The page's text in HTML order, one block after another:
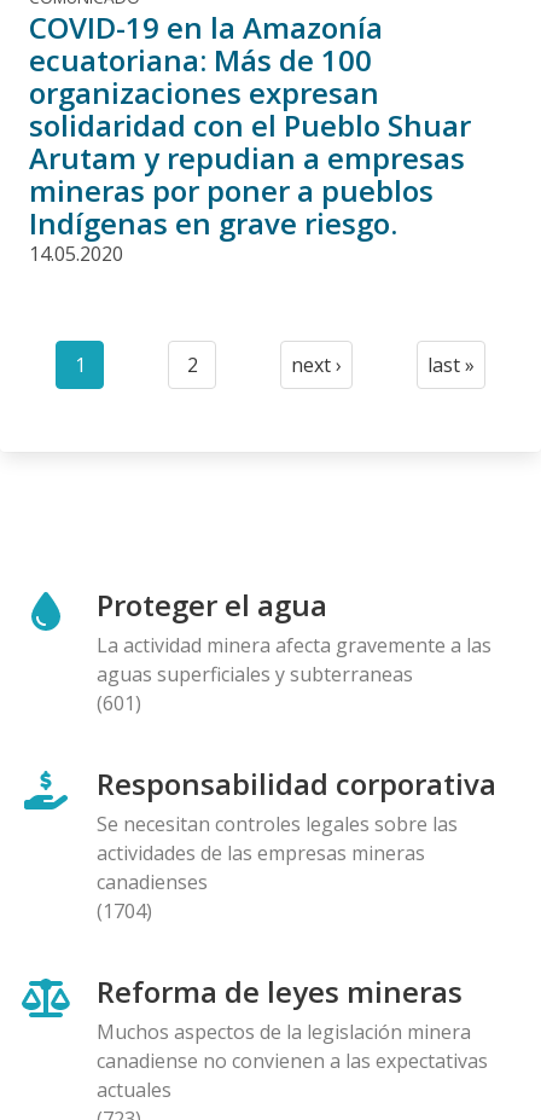
COVID-19 en la Amazonía
ecuatoriana: Más de 100
organizaciones expresan
solidaridad con el Pueblo Shuar
Arutam y repudian a empresas
mineras por poner a pueblos
Indígenas en grave riesgo.
14.05.2020
Paginación
Current
1
Page
2
Next
next ›
Last
last »
Proteger el agua
La actividad minera afecta gravemente a las
aguas superficiales y subterraneas
(601)
Responsabilidad corporativa
Se necesitan controles legales sobre las
actividades de las empresas mineras
canadienses
(1704)
Reforma de leyes mineras
Muchos aspectos de la legislación minera
canadiense no convienen a las expectativas
actuales